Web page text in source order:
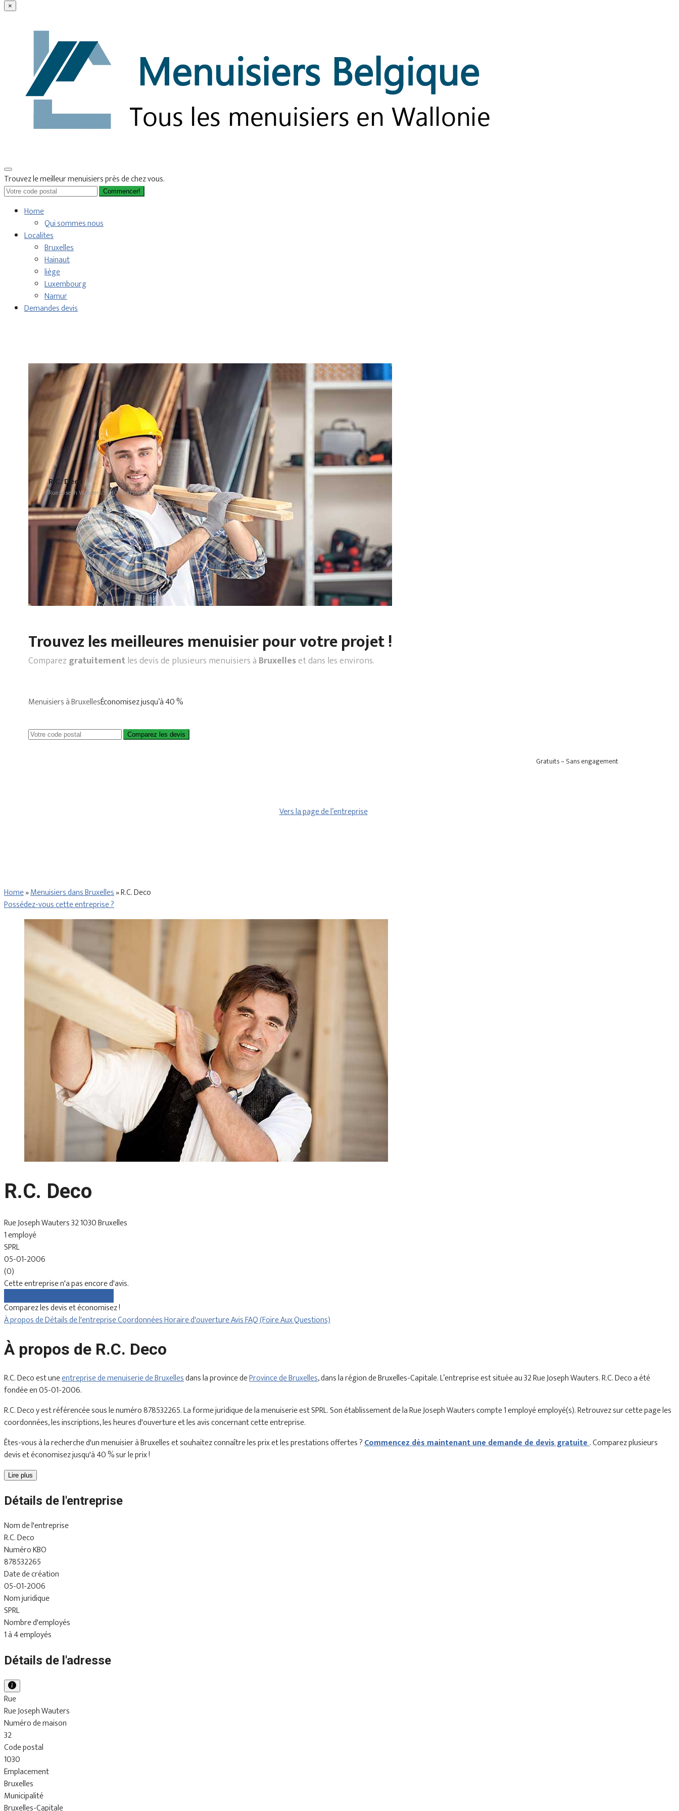
×
Trouvez le meilleur menuisiers près de chez vous.
Commencer!
Home
Qui sommes nous
Localites
Bruxelles
Hainaut
liège
Luxembourg
Namur
Demandes devis
R.C. Deco
Rue Joseph Wauters 32, 1030 Bruxelles
Trouvez les meilleures menuisier pour votre projet !
Comparez gratuitementles devis de plusieurs menuisiers à Bruxelleset dans les environs.
Menuisiers à BruxellesÉconomisez jusqu’à 40 %
Comparez les devis
Gratuits – Sans engagement
Vers la page de l’entreprise
Home»Menuisiers dans Bruxelles»R.C. Deco
Possédez-vous cette entreprise ?
R.C. Deco
Rue Joseph Wauters 32 1030 Bruxelles
1 employé
SPRL
05-01-2006
(0)
Cette entreprise n'a pas encore d'avis.
Comparez les devis et économisez !
À propos deDétails de l'entrepriseCoordonnéesHoraire d'ouvertureAvisFAQ (Foire Aux Questions)
À propos de R.C. Deco
R.C. Deco est uneentreprise de menuiserie de Bruxellesdans la province deProvince de Bruxelles, dans la région de Bruxelles-Capitale. L’entreprise est située au 32 Rue Joseph Wauters. R.C. Deco a été
fondée en 05-01-2006.
R.C. Deco y est référencée sous le numéro 878532265. La forme juridique de la menuiserie est SPRL. Son établissement de la Rue Joseph Wauters compte 1 employé employé(s). Retrouvez sur cette page les
coordonnées, les inscriptions, les heures d'ouverture et les avis concernant cette entreprise.
Êtes-vous à la recherche d'un menuisier à Bruxelles et souhaitez connaître les prix et les prestations offertes ?Commencez dès maintenant une demande de devis gratuite. Comparez plusieurs
devis et économisez jusqu'à 40 % sur le prix !
Lire plus
Détails de l'entreprise
Nom de l'entreprise
R.C. Deco
Numéro KBO
878532265
Date de création
05-01-2006
Nom juridique
SPRL
Nombre d'employés
1 à 4 employés
Détails de l'adresse
Rue
Rue Joseph Wauters
Numéro de maison
32
Code postal
1030
Emplacement
Bruxelles
Municipalité
Bruxelles-Capitale